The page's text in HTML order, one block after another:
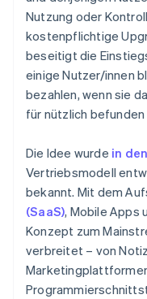
Nutzung oder
kostenpflichtige
beseitigt die
einige Nutzer/innen
bezahlen, wenn sie
für nützlich befunden
Die Idee wurde in
Vertriebsmodell
bekannt. Mit dem
(SaaS), Mobile Apps
Konzept zum
verbreitet – von